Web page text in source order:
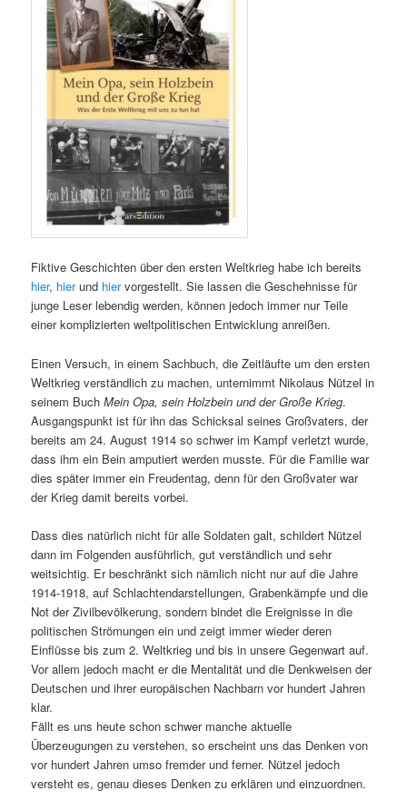
Fiktive Geschichten über den ersten Weltkrieg habe ich bereits
hier, hierund hiervorgestellt. Sie lassen die Geschehnisse für
junge Leser lebendig werden, können jedoch immer nur Teile
einer komplizierten weltpolitischen Entwicklung anreißen.
Einen Versuch, in einem Sachbuch, die Zeitläufte um den ersten
Weltkrieg verständlich zu machen, unternimmt Nikolaus Nützel in
seinem BuchMein Opa, sein Holzbein und der Große Krieg.
Ausgangspunkt ist für ihn das Schicksal seines Großvaters, der
bereits am 24. August 1914 so schwer im Kampf verletzt wurde,
dass ihm ein Bein amputiert werden musste. Für die Familie war
dies später immer ein Freudentag, denn für den Großvater war
der Krieg damit bereits vorbei.
Dass dies natürlich nicht für alle Soldaten galt, schildert Nützel
dann im Folgenden ausführlich, gut verständlich und sehr
weitsichtig. Er beschränkt sich nämlich nicht nur auf die Jahre
1914-1918, auf Schlachtendarstellungen, Grabenkämpfe und die
Not der Zivilbevölkerung, sondern bindet die Ereignisse in die
politischen Strömungen ein und zeigt immer wieder deren
Einflüsse bis zum 2. Weltkrieg und bis in unsere Gegenwart auf.
Vor allem jedoch macht er die Mentalität und die Denkweisen der
Deutschen und ihrer europäischen Nachbarn vor hundert Jahren
klar.
Fällt es uns heute schon schwer manche aktuelle
Überzeugungen zu verstehen, so erscheint uns das Denken von
vor hundert Jahren umso fremder und ferner. Nützel jedoch
versteht es, genau dieses Denken zu erklären und einzuordnen.